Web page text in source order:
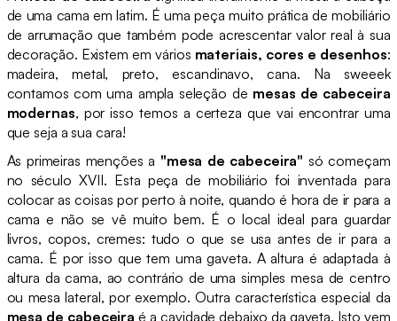
de uma cama em latim. É uma peça muito prática de mobiliário
de arrumação que também pode acrescentar valor real à sua
decoração. Existem em vários materiais, cores e desenhos:
madeira, metal, preto, escandinavo, cana. Na sweeek
contamos com uma ampla seleção de mesas de cabeceira
modernas, por isso temos a certeza que vai encontrar uma
que seja a sua cara!
As primeiras menções a "mesa de cabeceira" só começam
no século XVII. Esta peça de mobiliário foi inventada para
colocar as coisas por perto à noite, quando é hora de ir para a
cama e não se vê muito bem. É o local ideal para guardar
livros, copos, cremes: tudo o que se usa antes de ir para a
cama. É por isso que tem uma gaveta. A altura é adaptada à
altura da cama, ao contrário de uma simples mesa de centro
ou mesa lateral, por exemplo. Outra característica especial da
mesa de cabeceira é a cavidade debaixo da gaveta. Isto vem